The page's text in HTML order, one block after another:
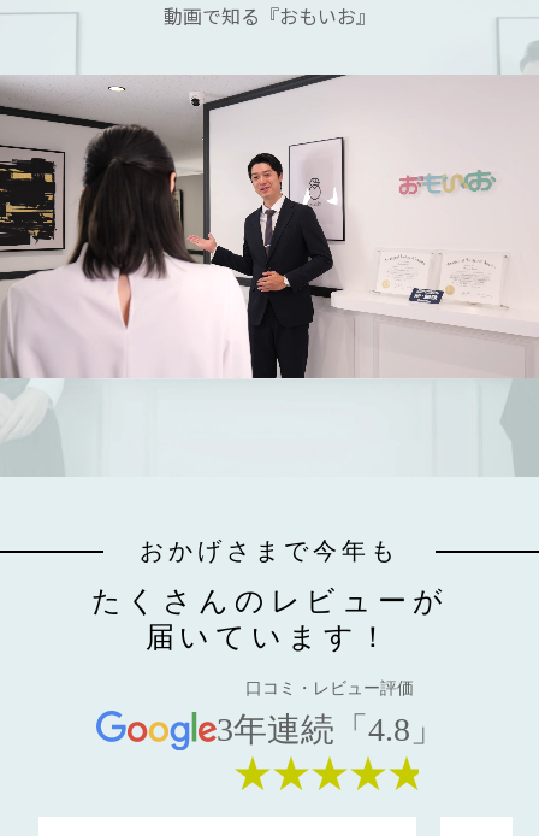
動画で知る『おもいお』
おかげさまで今年も
たくさんのレビューが
届いています！
口コミ・レビュー評価
3年連続「4.8」
★★★★★